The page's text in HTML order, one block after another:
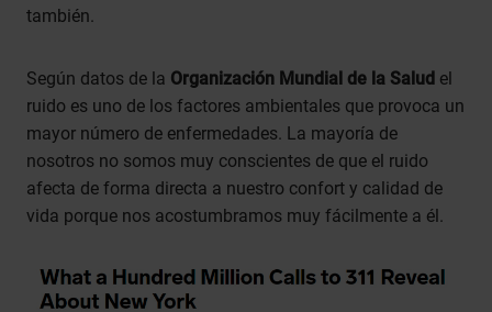
también.
Según datos de la Organización Mundial de la Salud el
ruido es uno de los factores ambientales que provoca un
mayor número de enfermedades. La mayoría de
nosotros no somos muy conscientes de que el ruido
afecta de forma directa a nuestro confort y calidad de
vida porque nos acostumbramos muy fácilmente a él.